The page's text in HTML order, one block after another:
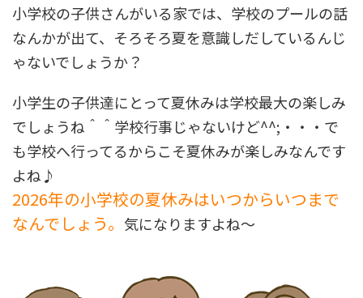
小学校の子供さんがいる家では、学校のプールの話
なんかが出て、そろそろ夏を意識しだしているんじ
ゃないでしょうか？
小学生の子供達にとって夏休みは学校最大の楽しみ
でしょうね＾＾学校行事じゃないけど^^;・・・で
も学校へ行ってるからこそ夏休みが楽しみなんです
よね♪
2026年の小学校の夏休みはいつからいつまで
なんでしょう。 気になりますよね～